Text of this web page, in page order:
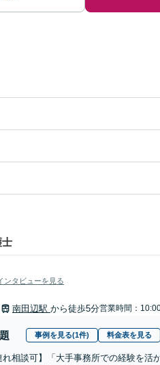
ンタビューを見る
南田辺駅 から徒歩5分営業時間：
事例を見る(1件) 料金表を見る
れ相談可】「大手事務所での経験を